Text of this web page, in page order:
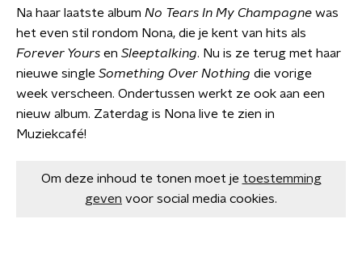
Na haar laatste album No Tears In My Champagne was
het even stil rondom Nona, die je kent van hits als
Forever Yours en Sleeptalking. Nu is ze terug met haar
nieuwe single Something Over Nothing die vorige
week verscheen. Ondertussen werkt ze ook aan een
nieuw album. Zaterdag is Nona live te zien in
Muziekcafé!
Om deze inhoud te tonen moet je toestemming
geven voor social media cookies.